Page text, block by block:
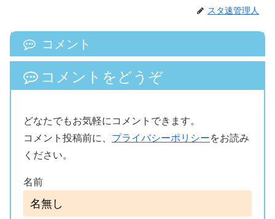
スタ速管理人
コメント
コメントをどうぞ
どなたでもお気軽にコメントできます。
コメント投稿前に、 プライバシーポリシーをお読み
ください。
名前